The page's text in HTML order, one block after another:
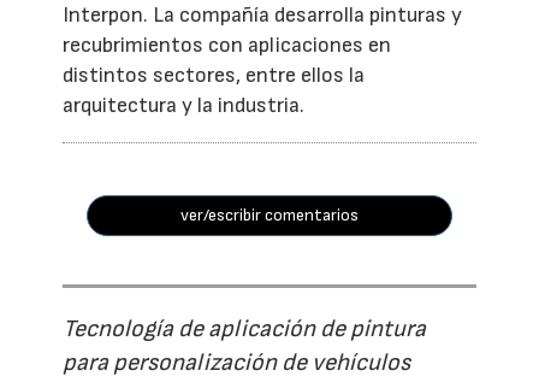
Interpon. La compañía desarrolla pinturas y
recubrimientos con aplicaciones en
distintos sectores, entre ellos la
arquitectura y la industria.
ver/escribir comentarios
Tecnología de aplicación de pintura
para personalización de vehículos